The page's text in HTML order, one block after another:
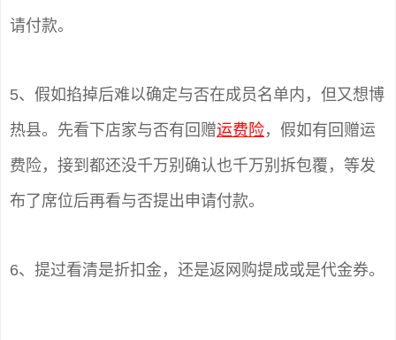
请付款。
5、假如掐掉后难以确定与否在成员名单内，但又想博
热县。先看下店家与否有回赠运费险，假如有回赠运
费险，接到都还没千万别确认也千万别拆包覆，等发
布了席位后再看与否提出申请付款。
6、提过看清是折扣金，还是返网购提成或是代金券。